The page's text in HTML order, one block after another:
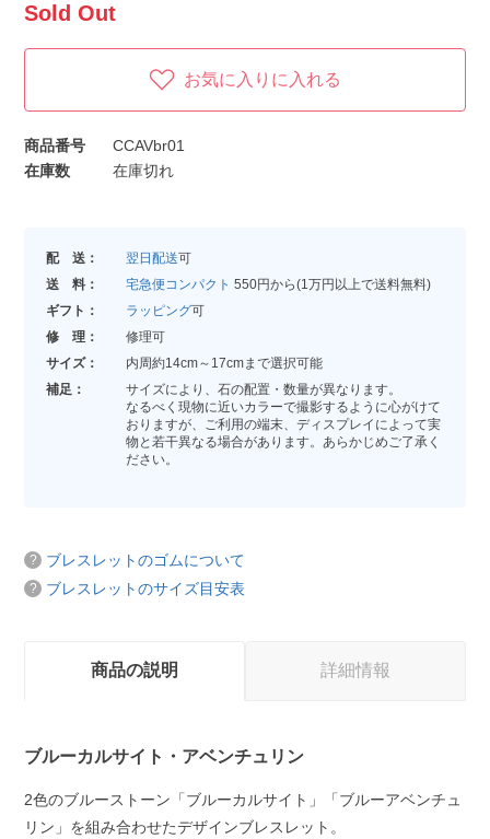
Sold Out
お気に入りに入れる
商品番号
CCAVbr01
在庫数
在庫切れ
配 送： 翌日配送可
送 料：
宅急便コンパクト 550円から(1万円以上で送料無料)
ギフト：
ラッピング可
修 理：
修理可
サイズ：
内周約14cm～17cmまで選択可能
補足：
サイズにより、石の配置・数量が異なります。
なるべく現物に近いカラーで撮影するように心がけて
おりますが、ご利用の端末、ディスプレイによって実
物と若干異なる場合があります。あらかじめご了承く
ださい。
ブレスレットのゴムについて
ブレスレットのサイズ目安表
商品の説明 詳細情報
ブルーカルサイト・アベンチュリン
2色のブルーストーン「ブルーカルサイト」「ブルーアベンチュ
リン」を組み合わせたデザインブレスレット。